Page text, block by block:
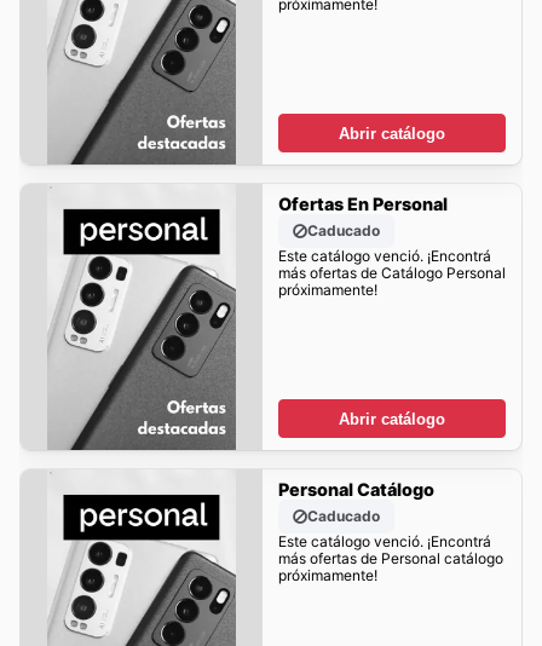
próximamente!
Abrir catálogo
Ofertas En Personal
Caducado
Este catálogo venció. ¡Encontrá
más ofertas de Catálogo Personal
próximamente!
Abrir catálogo
Personal Catálogo
Caducado
Este catálogo venció. ¡Encontrá
más ofertas de Personal catálogo
próximamente!